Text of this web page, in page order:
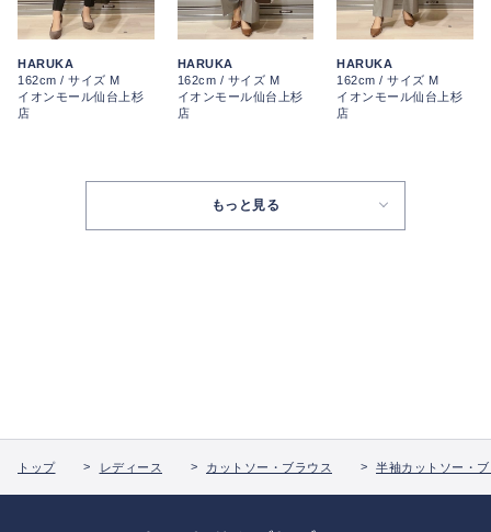
HARUKA
162cm / サイズ M
イオンモール仙台上杉
店
HARUKA
162cm / サイズ M
イオンモール仙台上杉
店
HARUKA
162cm / サイズ M
イオンモール仙台上杉
店
もっと見る
トップ レディース カットソー・ブラウス 半袖カットソー・